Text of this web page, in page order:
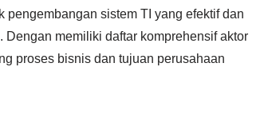
sistem TI yang efektif dan
memiliki daftar komprehensif aktor
proses bisnis dan tujuan perusahaan